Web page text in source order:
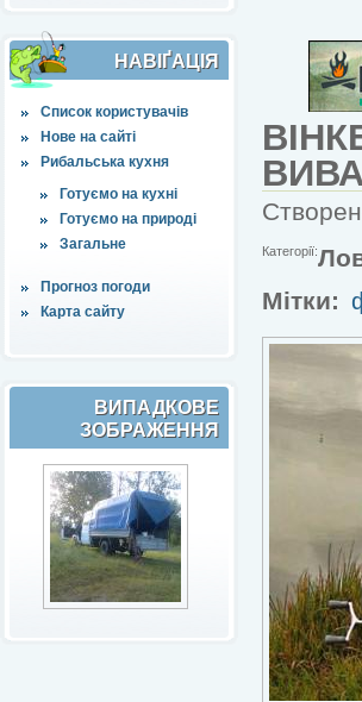
НАВІҐАЦІЯ
Список користувачів
Нове на сайті
Рибальська кухня
Готуємо на кухні
Готуємо на природі
Загальне
Прогноз погоди
Карта сайту
ВИПАДКОВЕ
ЗОБРАЖЕННЯ
Категорії:
Мітки: